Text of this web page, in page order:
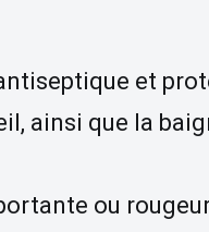
et
ainsi que la
ou